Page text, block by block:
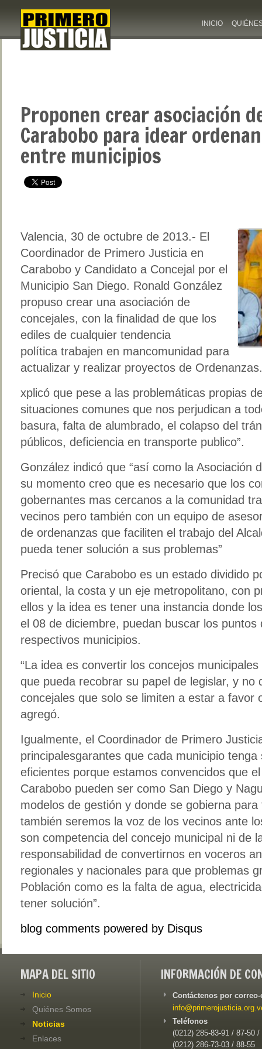
INICIO
Proponen crear asociación
Carabobo para idear
entre municipios
Valencia, 30 de octubre de 2013.- El
Coordinador de Primero Justicia en
Carabobo y Candidato a Concejal por el
Municipio San Diego. Ronald González
propuso crear una asociación de
concejales, con la finalidad de que los
ediles de cualquier tendencia
política trabajen en mancomunidad para
actualizar y realizar proyectos de Ordenanzas.
xplicó que pese a las problemáticas propias
situaciones comunes que nos perjudican a
basura, falta de alumbrado, el colapso del
públicos, deficiencia en transporte publico”.
González indicó que “así como la Asociación
su momento creo que es necesario que los
gobernantes mas cercanos a la comunidad
vecinos pero también con un equipo de
de ordenanzas que faciliten el trabajo del
pueda tener solución a sus problemas”
Precisó que Carabobo es un estado dividido
oriental, la costa y un eje metropolitano, con
ellos y la idea es tener una instancia donde
el 08 de diciembre, puedan buscar los puntos
respectivos municipios.
“La idea es convertir los concejos
que pueda recobrar su papel de legislar, y no
concejales que solo se limiten a estar a favor
agregó.
Igualmente, el Coordinador de Primero
principalesgarantes que cada municipio tenga
eficientes porque estamos convencidos que
Carabobo pueden ser como San Diego y
modelos de gestión y donde se gobierna
también seremos la voz de los vecinos ante
son competencia del concejo municipal ni de
responsabilidad de convertirnos en voceros
regionales y nacionales para que problemas
Población como es la falta de agua,
tener solución”.
blog comments powered by Disqus
MAPA DEL SITIO
Inicio
Quiénes Somos
Noticias
Enlaces
INFORMACIÓN DE
Contáctenos por
Teléfonos
(0212) 285-83-91 / 87-50 /
(0212) 286-73-03 / 88-55